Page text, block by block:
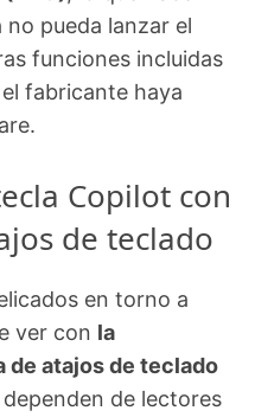
no pueda lanzar el
funciones incluidas
fabricante haya
Copilot con
de teclado
en torno a
ver con la
de atajos de teclado
dependen de lectores